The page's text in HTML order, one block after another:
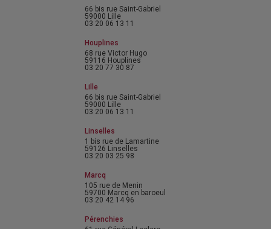
66 bis rue Saint-Gabriel
59000 Lille
03 20 06 13 11
Houplines
68 rue Victor Hugo
59116 Houplines
03 20 77 30 87
Lille
66 bis rue Saint-Gabriel
59000 Lille
03 20 06 13 11
Linselles
1 bis rue de Lamartine
59126 Linselles
03 20 03 25 98
Marcq
105 rue de Menin
59700 Marcq en baroeul
03 20 42 14 96
Pérenchies